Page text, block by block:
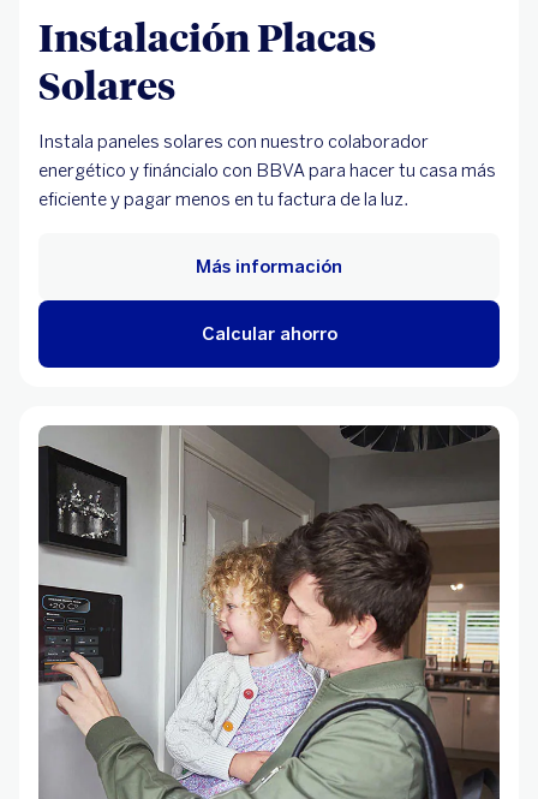
Instalación Placas
Solares
Instala paneles solares con nuestro colaborador
energético y fináncialo con BBVA para hacer tu casa más
eficiente y pagar menos en tu factura de la luz.
Calcular ahorro
Más información